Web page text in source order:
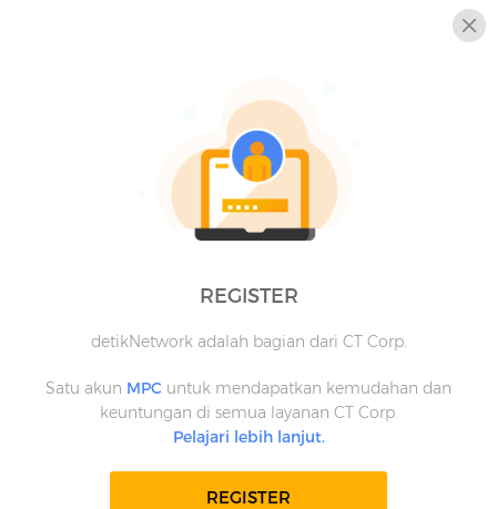
REGISTER
detikNetwork adalah bagian dari CT Corp.
Satu akun MPC untuk mendapatkan kemudahan dan
keuntungan di semua layanan CT Corp.
Pelajari lebih lanjut.
REGISTER